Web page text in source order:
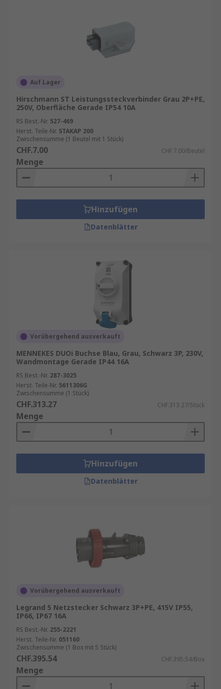
Auf Lager
Hirschmann ST Leistungssteckverbinder Grau 2P+PE,
250V, Oberfläche Gerade IP54 10A
RS Best.-Nr. 527-469
Herst. Teile-Nr. STAKAP 200
Zwischensumme (1 Beutel mit 1 Stück)
CHF.7.00 CHF.7.00/Beutel
Menge
Hinzufügen
Datenblätter
Vorübergehend ausverkauft
MENNEKES DUOi Buchse Blau, Grau, Schwarz 3P, 230V,
Wandmontage Gerade IP44 16A
RS Best.-Nr. 287-3025
Herst. Teile-Nr. 5611306G
Zwischensumme (1 Stück)
CHF.313.27 CHF.313.27/Stück
Menge
Hinzufügen
Datenblätter
Vorübergehend ausverkauft
Legrand 5 Netzstecker Schwarz 3P+PE, 415V IP55,
IP66, IP67 16A
RS Best.-Nr. 255-2221
Herst. Teile-Nr. 051160
Zwischensumme (1 Box mit 5 Stück)
CHF.395.54 CHF.395.54/Box
Menge